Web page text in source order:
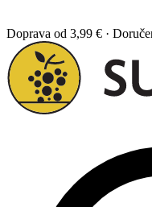
Doprava od 3,99 € ·